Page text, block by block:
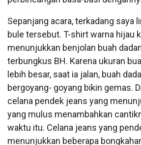
Sepanjang acara, terkadang saya
bule tersebut. T-shirt warna hijau
menunjukkan benjolan buah
terbungkus BH. Karena ukuran
lebih besar, saat ia jalan, buah
bergoyang- goyang bikin gemas.
celana pendek jeans yang
yang mulus menambahkan
waktu itu. Celana jeans yang
menunjukkan beberapa